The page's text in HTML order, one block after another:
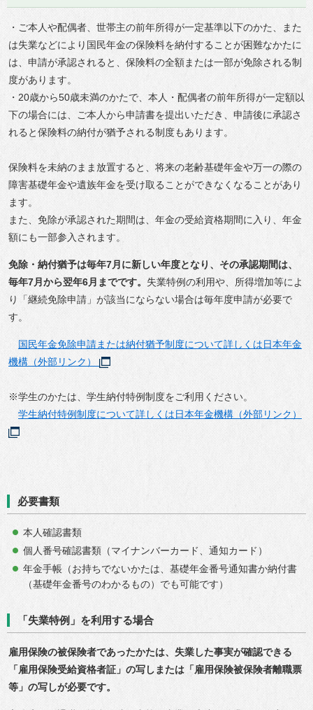
・ご本人や配偶者、世帯主の前年所得が一定基準以下のかた、また
は失業などにより国民年金の保険料を納付することが困難なかたに
は、申請が承認されると、保険料の全額または一部が免除される制
度があります。
・20歳から50歳未満のかたで、本人・配偶者の前年所得が一定額以
下の場合には、ご本人から申請書を提出いただき、申請後に承認さ
れると保険料の納付が猶予される制度もあります。
保険料を未納のまま放置すると、将来の老齢基礎年金や万一の際の
障害基礎年金や遺族年金を受け取ることができなくなることがあり
ます。
また、免除が承認された期間は、年金の受給資格期間に入り、年金
額にも一部参入されます。
免除・納付猶予は毎年7月に新しい年度となり、その承認期間は、
毎年7月から翌年6月までです。 失業特例の利用や、所得増加等によ
り「継続免除申請」が該当にならない場合は毎年度申請が必要で
す。
国民年金免除申請または納付猶予制度について詳しくは日本年金
機構（外部リンク）
※学生のかたは、学生納付特例制度をご利用ください。
学生納付特例制度について詳しくは日本年金機構（外部リンク）
必要書類
本人確認書類
個人番号確認書類（マイナンバーカード、通知カード）
年金手帳（お持ちでないかたは、基礎年金番号通知書か納付書
（基礎年金番号のわかるもの）でも可能です）
「失業特例」を利用する場合
雇用保険の被保険者であったかたは、失業した事実が確認できる
「雇用保険受給資格者証」の写しまたは「雇用保険被保険者離職票
等」の写しが必要です。